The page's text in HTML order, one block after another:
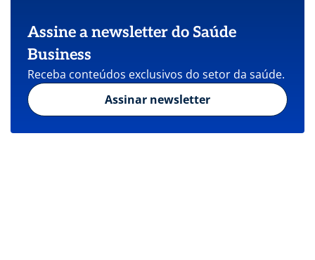
Assine a newsletter do Saúde
Business
Receba conteúdos exclusivos do setor da saúde.
Assinar newsletter